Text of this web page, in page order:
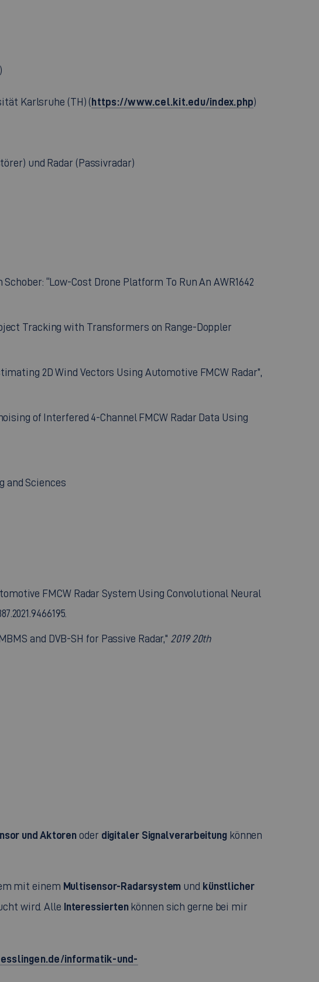
Karlsruhe (TH) (https://www.cel.kit.edu/index.php)
und Radar (Passivradar)
“Low-Cost Drone Platform To Run An AWR1642
Tracking with Transformers on Range-Doppler
2D Wind Vectors Using Automotive FMCW Radar”,
of Interfered 4-Channel FMCW Radar Data Using
and Sciences
FMCW Radar System Using Convolutional Neural
and DVB-SH for Passive Radar," 2019 20th
und Aktoren oder digitaler Signalverarbeitungkönnen
mit einem Multisensor-Radarsystem und künstlicher
wird. Alle Interessiertenkönnen sich gerne bei mir
informatik-und-